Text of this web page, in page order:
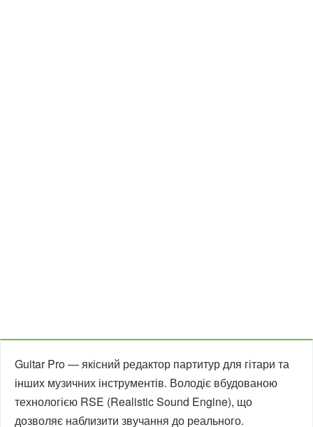
Guitar Pro — якісний редактор партитур для гітари та
інших музичних інструментів. Володіє вбудованою
технологією RSE (Realistic Sound Engine), що
дозволяє наблизити звучання до реального.